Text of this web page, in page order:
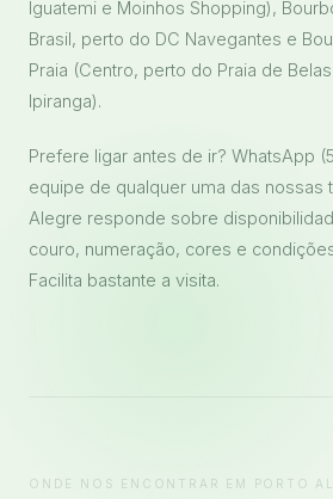
Iguatemi e Moinhos Shopping),
Brasil, perto do DC Navegantes e
Praia (Centro, perto do Praia de
Ipiranga).
Prefere ligar antes de ir? WhatsApp
equipe de qualquer uma das nossas
Alegre responde sobre
couro, numeração, cores e
Facilita bastante a visita.
ONDE NOS ENCONTRAR EM PORTO